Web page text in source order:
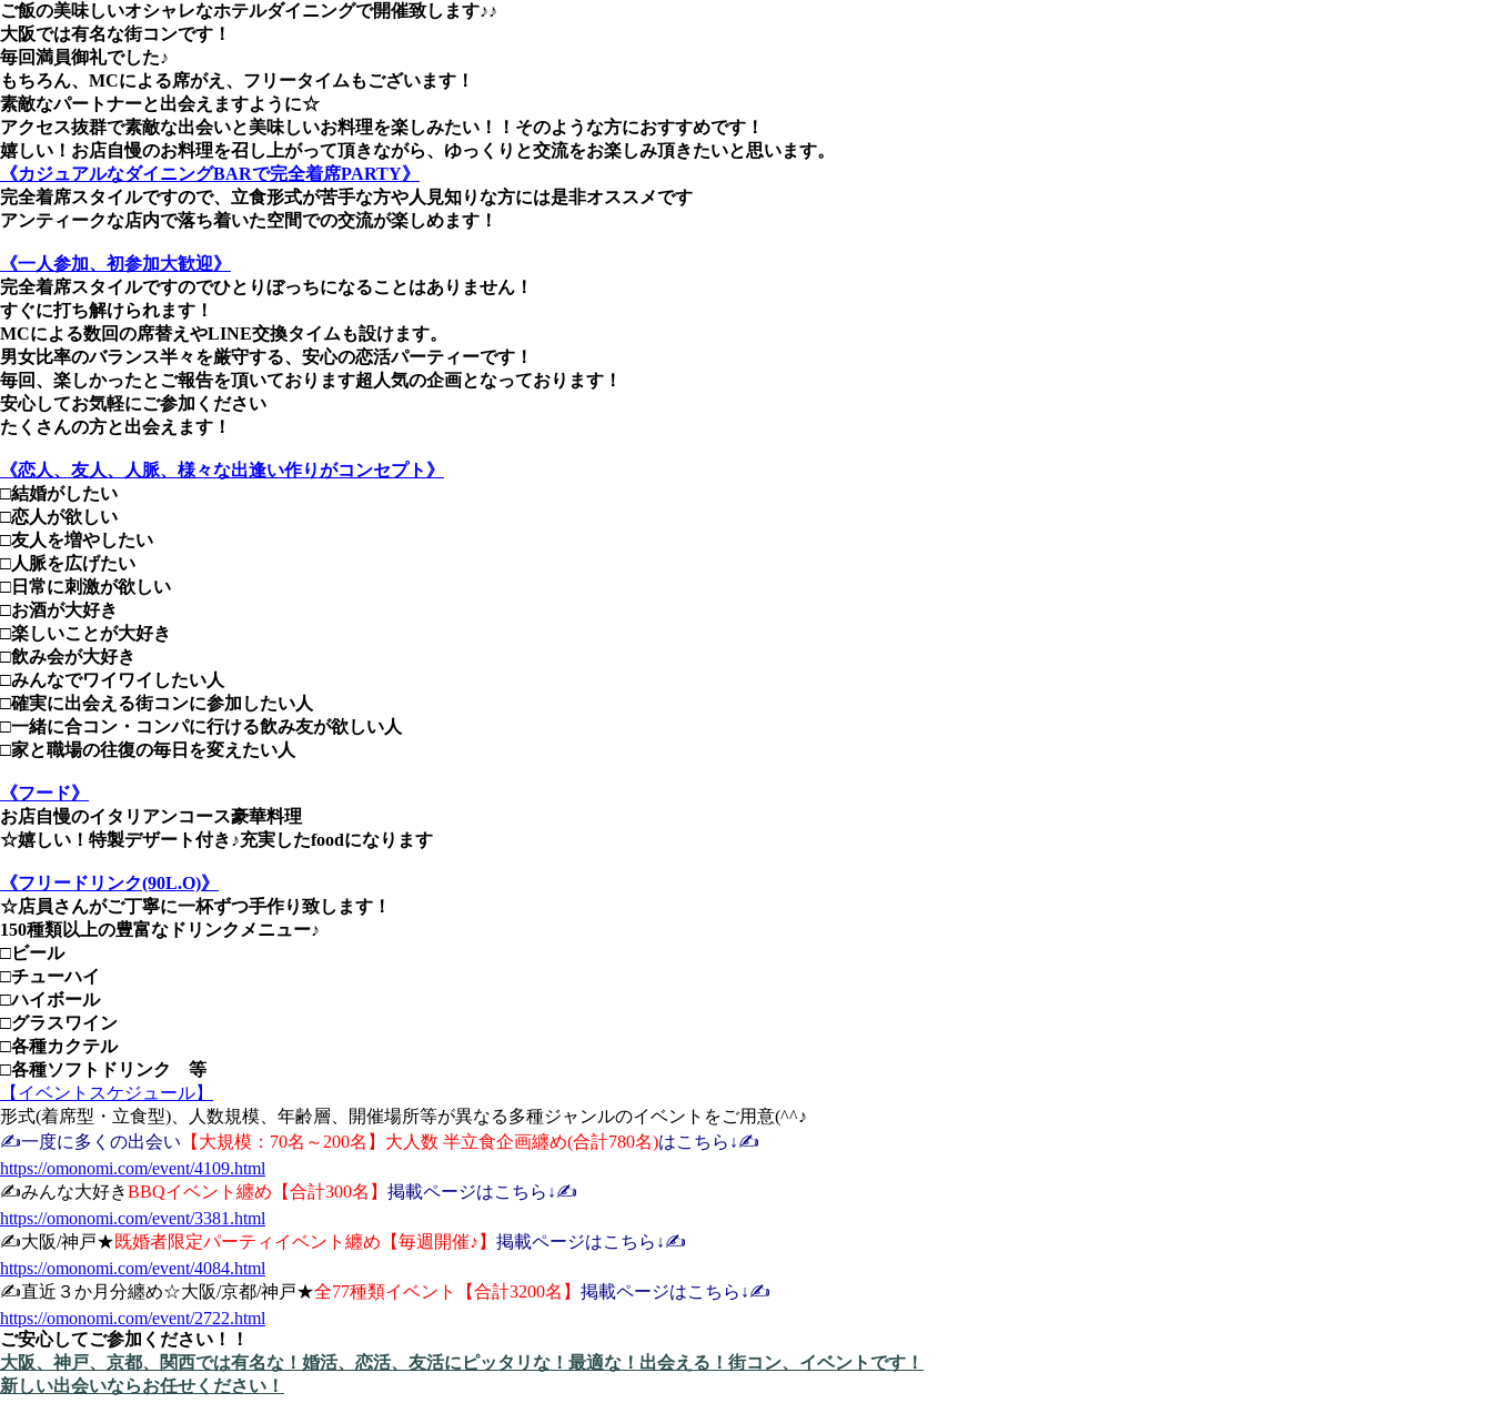
ご飯の美味しいオシャレなホテルダイニングで開催致します♪♪
大阪では有名な街コンです！
毎回満員御礼でした♪
もちろん、MCによる席がえ、フリータイムもございます！
素敵なパートナーと出会えますように☆
アクセス抜群で素敵な出会いと美味しいお料理を楽しみたい！！そのような方におすすめです！
嬉しい！お店自慢のお料理を召し上がって頂きながら、ゆっくりと交流をお楽しみ頂きたいと思います。
《カジュアルなダイニングBARで完全着席PARTY》
完全着席スタイルですので、立食形式が苦手な方や人見知りな方には是非オススメです
アンティークな店内で落ち着いた空間での交流が楽しめます！
《一人参加、初参加大歓迎》
完全着席スタイルですのでひとりぼっちになることはありません！
すぐに打ち解けられます！
MCによる数回の席替えやLINE交換タイムも設けます。
男女比率のバランス半々を厳守する、安心の恋活パーティーです！
毎回、楽しかったとご報告を頂いております超人気の企画となっております！
安心してお気軽にご参加ください
たくさんの方と出会えます！
《恋人、友人、人脈、様々な出逢い作りがコンセプト》
□結婚がしたい
□恋人が欲しい
□友人を増やしたい
□人脈を広げたい
□日常に刺激が欲しい
□お酒が大好き
□楽しいことが大好き
□飲み会が大好き
□みんなでワイワイしたい人
□確実に出会える街コンに参加したい人
□一緒に合コン・コンパに行ける飲み友が欲しい人
□家と職場の往復の毎日を変えたい人
《フード》
お店自慢のイタリアンコース豪華料理
☆嬉しい！特製デザート付き♪充実したfoodになります
《フリードリンク(90L.O)》
☆店員さんがご丁寧に一杯ずつ手作り致します！
150種類以上の豊富なドリンクメニュー♪
□ビール
□チューハイ
□ハイボール
□グラスワイン
□各種カクテル
□各種ソフトドリンク 等
【イベントスケジュール】
形式(着席型・立食型)、人数規模、年齢層、開催場所等が異なる多種ジャンルのイベントをご用意(^^♪
✍️一度に多くの出会い 【大規模：70名～200名】大人数 半立食企画纏め(合計780名)はこちら↓✍️
https://omonomi.com/event/4109.html
✍️みんな大好きBBQイベント纏め【合計300名】 掲載ページはこちら↓✍️
https://omonomi.com/event/3381.html
✍️大阪/神戸★既婚者限定パーティイベント纏め【毎週開催♪】 掲載ページはこちら↓✍️
https://omonomi.com/event/4084.html
✍️直近３か月分纏め☆大阪/京都/神戸★全77種類イベント【合計3200名】 掲載ページはこちら↓✍️
https://omonomi.com/event/2722.html
ご安心してご参加ください！！
大阪、神戸、京都、関西では有名な！婚活、恋活、友活にピッタリな！最適な！出会える！街コン、イベントです！
新しい出会いならお任せください！